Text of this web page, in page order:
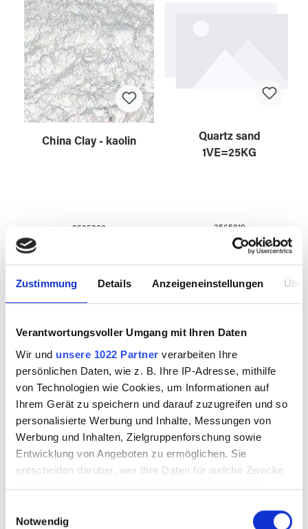
Zustimmung Details Anzeigeneinstellungen
Verantwortungsvoller Umgang mit Ihren Daten
Wir und unsere 1022 Partner verarbeiten Ihre
persönlichen Daten, wie z. B. Ihre IP-Adresse, mithilfe
von Technologien wie Cookies, um Informationen auf
Ihrem Gerät zu speichern und darauf zuzugreifen und so
personalisierte Werbung und Inhalte, Messungen von
Werbung und Inhalten, Zielgruppenforschung sowie
Entwicklung von Angeboten zu ermöglichen. Sie
entscheiden darüber, wer Ihre Daten für welche Zwecke
nutzt. Sie können Ihre Einwilligung jederzeit über die
Trigger Symbol ändern oder widerrufen
Notwendig
China Clay - kaolin
3565800
Quartz sand
1VE=25KG
3565810
Quartz sand
1VE=10KG
Aluminium
hydroxide fine*